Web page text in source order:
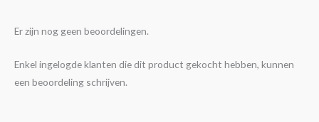
Er zijn nog geen beoordelingen.
Enkel ingelogde klanten die dit product gekocht hebben, kunnen
een beoordeling schrijven.